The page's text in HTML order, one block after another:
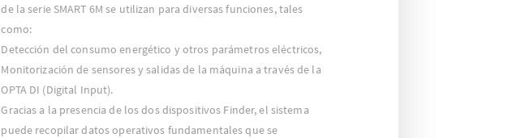
de la serie SMART 6M se utilizan para diversas funciones, tales
como:
Detección del consumo energético y otros parámetros eléctricos,
Monitorización de sensores y salidas de la máquina a través de la
OPTA DI (Digital Input).
Gracias a la presencia de los dos dispositivos Finder, el sistema
puede recopilar datos operativos fundamentales que se